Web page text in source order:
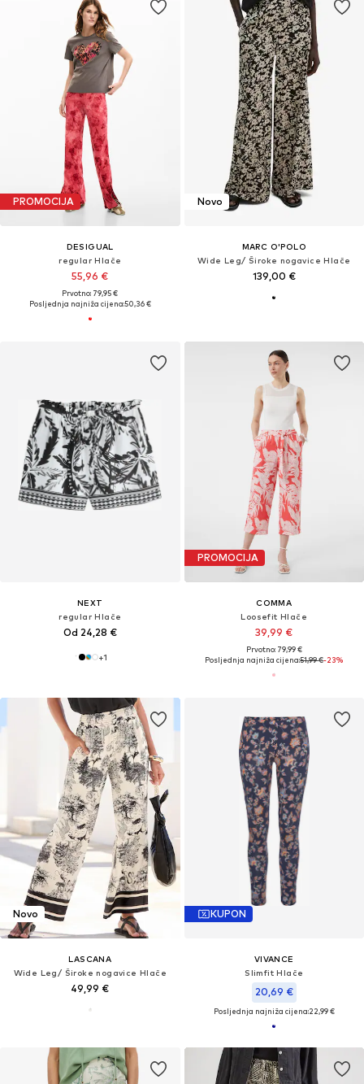
PROMOCIJA
DESIGUAL
regular Hlače
55,96 €
Prvotno: 79,95 €
Posljednja najniža cijena:50,36 €
Novo
MARC O'POLO
Wide Leg/ Široke nogavice Hlače
139,00 €
NEXT
regular Hlače
Od 24,28 €
+1
PROMOCIJA
COMMA
Loosefit Hlače
39,99 €
Prvotno: 79,99 €
Posljednja najniža cijena:51,99 €-23%
Novo
LASCANA
Wide Leg/ Široke nogavice Hlače
49,99 €
KUPON
VIVANCE
Slimfit Hlače
20,69 €
Posljednja najniža cijena:22,99 €